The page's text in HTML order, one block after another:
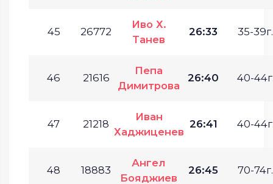
45 26772
Иво Х.
Танев
26:33 35-39г.
46 21616
Пепа
Димитрова
26:40 40-
47 21218
Иван
Хаджиценев
26:41 40-
48 18883
Ангел
Бояджиев
26:45 70-74г.